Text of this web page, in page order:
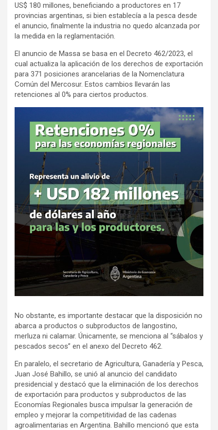
US$ 180 millones, beneficiando a productores en 17
provincias argentinas, si bien establecía a la pesca desde
el anuncio, finalmente la industria no quedo alcanzada por
la medida en la reglamentación.
El anuncio de Massa se basa en el Decreto 462/2023, el
cual actualiza la aplicación de los derechos de exportación
para 371 posiciones arancelarias de la Nomenclatura
Común del Mercosur. Estos cambios llevarán las
retenciones al 0% para ciertos productos.
No obstante, es importante destacar que la disposición no
abarca a productos o subproductos de langostino,
merluza ni calamar. Únicamente, se menciona al “sábalos y
pescados secos” en el anexo del Decreto 462.
En paralelo, el secretario de Agricultura, Ganadería y Pesca,
Juan José Bahillo, se unió al anuncio del candidato
presidencial y destacó que la eliminación de los derechos
de exportación para productos y subproductos de las
Economías Regionales busca impulsar la generación de
empleo y mejorar la competitividad de las cadenas
agroalimentarias en Argentina. Bahillo mencionó que esta